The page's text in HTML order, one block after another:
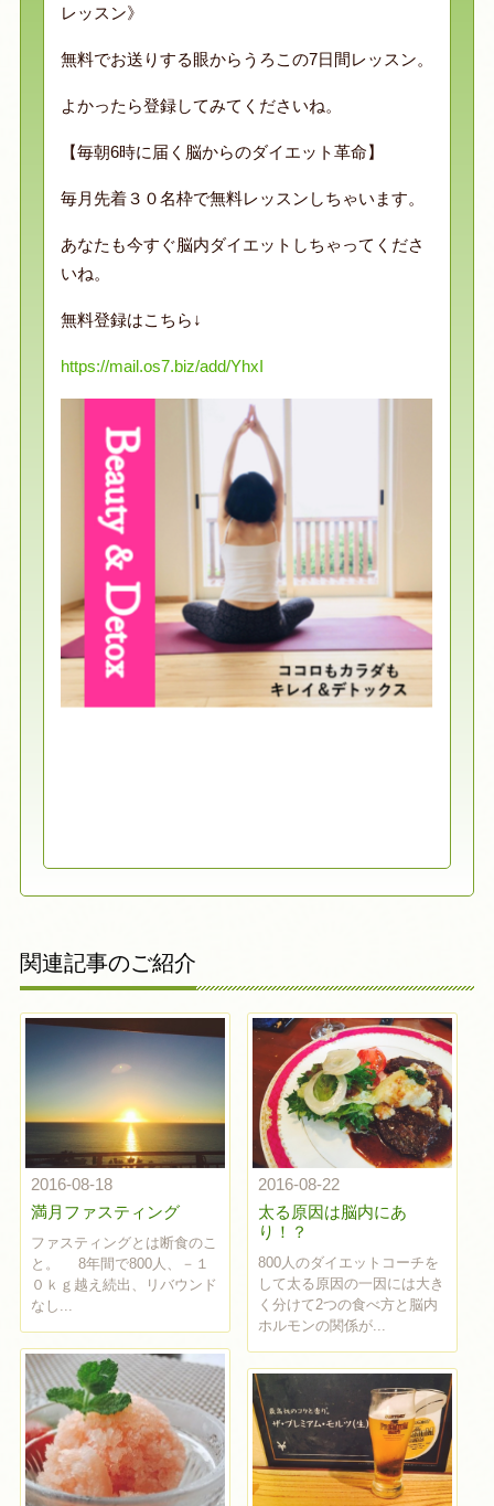
レッスン》
無料でお送りする眼からうろこの7日間レッスン。
よかったら登録してみてくださいね。
【毎朝6時に届く脳からのダイエット革命】
毎月先着３０名枠で無料レッスンしちゃいます。
あなたも今すぐ脳内ダイエットしちゃってくださ
いね。
無料登録はこちら↓
https://mail.os7.biz/add/YhxI
関連記事のご紹介
2016-08-18
満月ファスティング
ファスティングとは断食のこ
と。 8年間で800人、－１
０ｋｇ越え続出、リバウンド
なし...
2016-08-22
太る原因は脳内にあ
り！？
800人のダイエットコーチを
して太る原因の一因には大き
く分けて2つの食べ方と脳内
ホルモンの関係が...